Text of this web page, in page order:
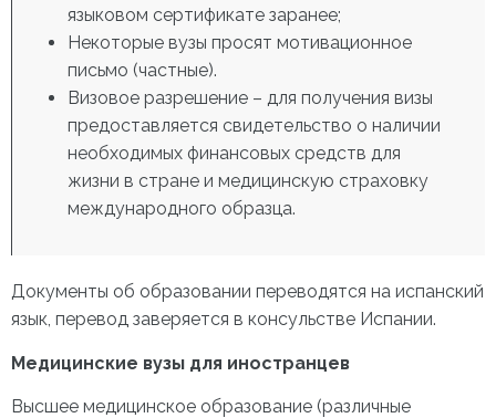
языковом сертификате заранее;
Некоторые вузы просят мотивационное
письмо (частные).
Визовое разрешение – для получения визы
предоставляется свидетельство о наличии
необходимых финансовых средств для
жизни в стране и медицинскую страховку
международного образца.
Документы об образовании переводятся на испанский
язык, перевод заверяется в консульстве Испании.
Медицинские вузы для иностранцев
Высшее медицинское образование (различные